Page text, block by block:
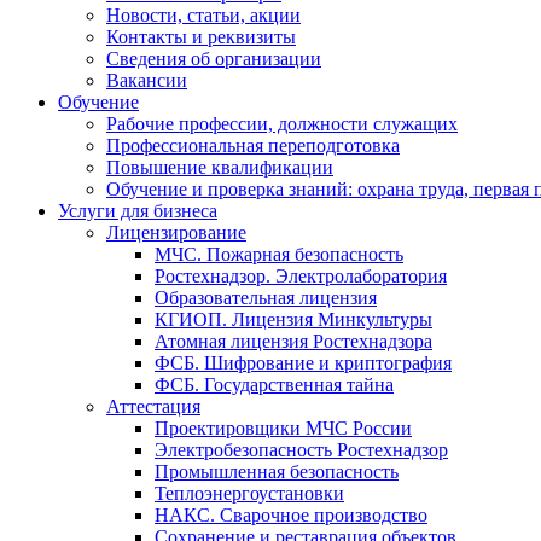
Новости, статьи, акции
Контакты и реквизиты
Сведения об организации
Вакансии
Обучение
Рабочие профессии, должности служащих
Профессиональная переподготовка
Повышение квалификации
Обучение и проверка знаний: охрана труда,
Услуги для бизнеса
Лицензирование
МЧС. Пожарная безопасность
Ростехнадзор. Электролаборатория
Образовательная лицензия
КГИОП. Лицензия Минкультуры
Атомная лицензия Ростехнадзора
ФСБ. Шифрование и криптография
ФСБ. Государственная тайна
Аттестация
Проектировщики МЧС России
Электробезопасность Ростехнадзор
Промышленная безопасность
Теплоэнергоустановки
НАКС. Сварочное производство
Сохранение и реставрация объектов